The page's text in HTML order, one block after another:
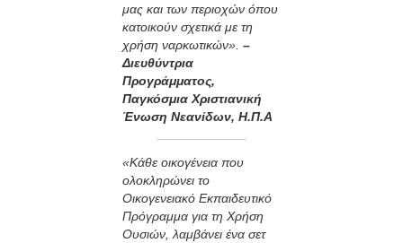
μας και των περιοχών όπου
κατοικούν σχετικά με τη
χρήση ναρκωτικών». –
Διευθύντρια
Προγράμματος,
Παγκόσμια Χριστιανική
Ένωση Νεανίδων, Η.Π.Α
«Κάθε οικογένεια που
ολοκληρώνει το
Οικογενειακό Εκπαιδευτικό
Πρόγραμμα για τη Χρήση
Ουσιών, λαμβάνει ένα σετ